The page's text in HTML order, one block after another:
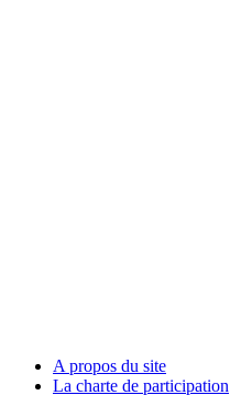
A propos du site
La charte de participation